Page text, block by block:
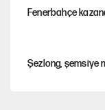
Fenerbahçe
Şezlong, şemsiye